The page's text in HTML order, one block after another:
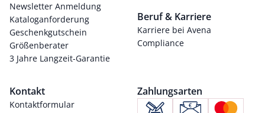
Newsletter Anmeldung
Kataloganforderung
Geschenkgutschein
Größenberater
3 Jahre Langzeit-Garantie
Beruf & Karriere
Karriere bei Avena
Compliance
Kontakt
Kontaktformular
Zahlungsarten